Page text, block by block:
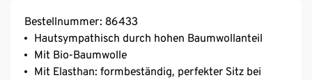
Bestellnummer: 86433
Hautsympathisch durch hohen Baumwollanteil
Mit Bio-Baumwolle
Mit Elasthan: formbeständig, perfekter Sitz bei